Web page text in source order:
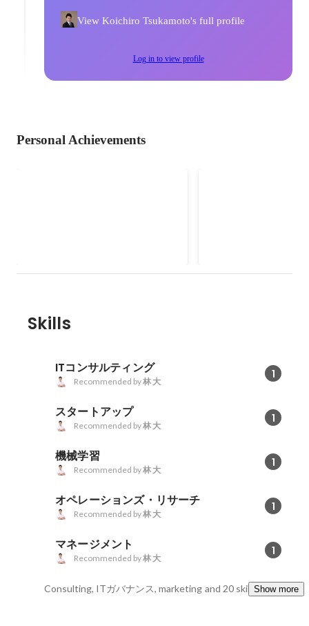
View Koichiro Tsukamoto's full profile
Log in to view profile
Personal Achievements
争力向上に寄与するインサイトを
報源です。
Skills
ITコンサルティング 1
Recommended by林 大
スタートアップ 1
Recommended by林 大
機械学習 1
Recommended by林 大
オペレーションズ・リサーチ 1
Recommended by林 大
マネージメント 1
Recommended by林 大
Consulting, ITガバナンス, marketing and 20 skillsShow more